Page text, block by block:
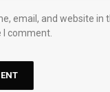
email, and website in
comment.